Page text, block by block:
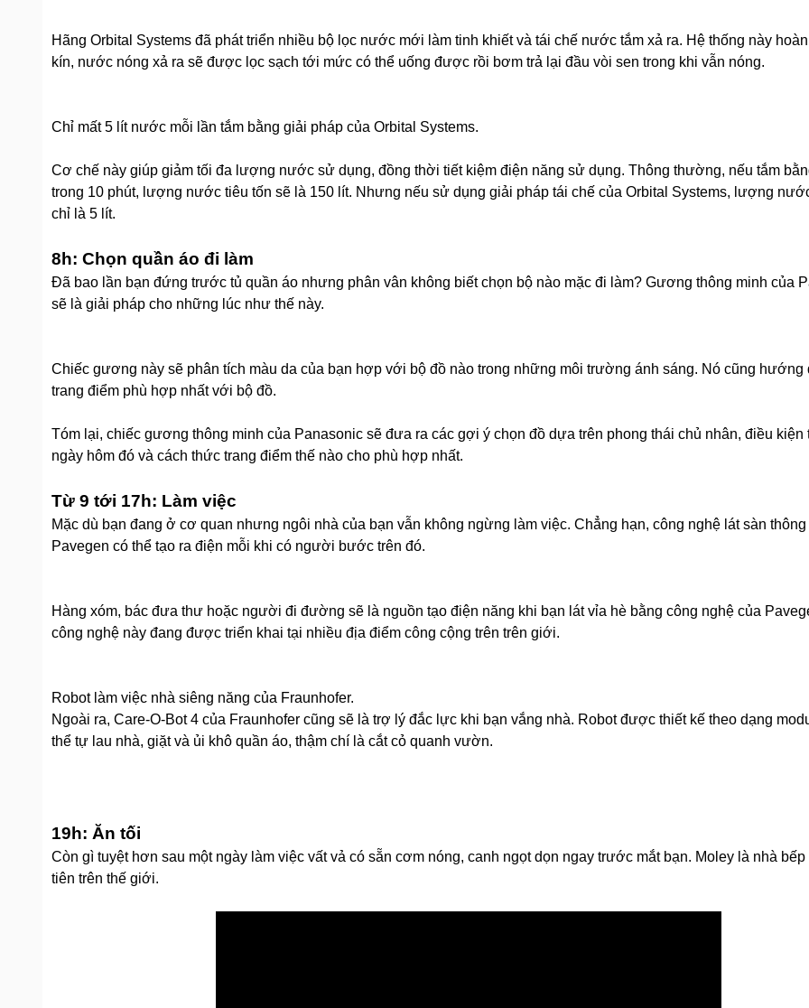
Hãng Orbital Systems đã phát triển nhiều bộ lọc nước mới làm tinh khiết và tái chế nước tắm xả ra. Hệ thống này
kín, nước nóng xả ra sẽ được lọc sạch tới mức có thể uống được rồi bơm trả lại đầu vòi sen trong khi vẫn nóng.
Chỉ mất 5 lít nước mỗi lần tắm bằng giải pháp của Orbital Systems.
Cơ chế này giúp giảm tối đa lượng nước sử dụng, đồng thời tiết kiệm điện năng sử dụng. Thông thường, nếu tắm
trong 10 phút, lượng nước tiêu tốn sẽ là 150 lít. Nhưng nếu sử dụng giải pháp tái chế của Orbital Systems, lượng
chỉ là 5 lít.
8h: Chọn quần áo đi làm
Đã bao lần bạn đứng trước tủ quần áo nhưng phân vân không biết chọn bộ nào mặc đi làm? Gương thông minh của
sẽ là giải pháp cho những lúc như thế này.
Chiếc gương này sẽ phân tích màu da của bạn hợp với bộ đồ nào trong những môi trường ánh sáng. Nó cũng hướng
trang điểm phù hợp nhất với bộ đồ.
Tóm lại, chiếc gương thông minh của Panasonic sẽ đưa ra các gợi ý chọn đồ dựa trên phong thái chủ nhân, điều kiện
ngày hôm đó và cách thức trang điểm thế nào cho phù hợp nhất.
Từ 9 tới 17h: Làm việc
Mặc dù bạn đang ở cơ quan nhưng ngôi nhà của bạn vẫn không ngừng làm việc. Chẳng hạn, công nghệ lát sàn thông
Pavegen có thể tạo ra điện mỗi khi có người bước trên đó.
Hàng xóm, bác đưa thư hoặc người đi đường sẽ là nguồn tạo điện năng khi bạn lát vỉa hè bằng công nghệ của
công nghệ này đang được triển khai tại nhiều địa điểm công cộng trên trên giới.
Robot làm việc nhà siêng năng của Fraunhofer.
Ngoài ra, Care-O-Bot 4 của Fraunhofer cũng sẽ là trợ lý đắc lực khi bạn vắng nhà. Robot được thiết kế theo dạng
thể tự lau nhà, giặt và ủi khô quần áo, thậm chí là cắt cỏ quanh vườn.
19h: Ăn tối
Còn gì tuyệt hơn sau một ngày làm việc vất vả có sẵn cơm nóng, canh ngọt dọn ngay trước mắt bạn. Moley là nhà bếp
tiên trên thế giới.